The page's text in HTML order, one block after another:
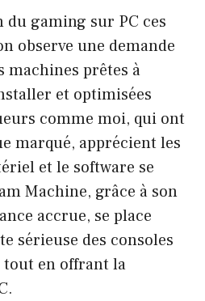
du gaming sur PC ces
observe une demande
machines prêtes à
et optimisées
comme moi, qui ont
marqué, apprécient les
et le software se
Machine, grâce à son
accrue, se place
sérieuse des consoles
tout en offrant la